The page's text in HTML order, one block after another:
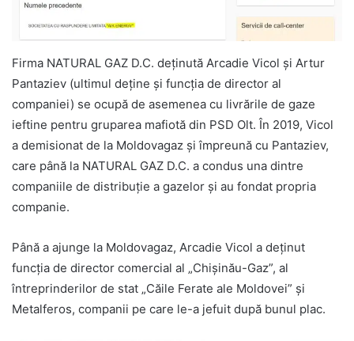
Firma NATURAL GAZ D.C. deținută Arcadie Vicol și Artur
Pantaziev (ultimul deține și funcția de director al
companiei) se ocupă de asemenea cu livrările de gaze
ieftine pentru gruparea mafiotă din PSD Olt. În 2019, Vicol
a demisionat de la Moldovagaz și împreună cu Pantaziev,
care până la NATURAL GAZ D.C. a condus una dintre
companiile de distribuție a gazelor și au fondat propria
companie.
Până a ajunge la Moldovagaz, Arcadie Vicol a deținut
funcția de director comercial al „Chișinău-Gaz”, al
întreprinderilor de stat „Căile Ferate ale Moldovei” și
Metalferos, companii pe care le-a jefuit după bunul plac.